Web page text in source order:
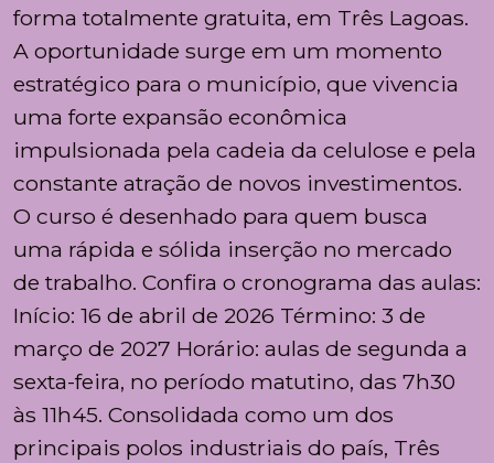
forma totalmente gratuita, em Três Lagoas.
A oportunidade surge em um momento
estratégico para o município, que vivencia
uma forte expansão econômica
impulsionada pela cadeia da celulose e pela
constante atração de novos investimentos.
O curso é desenhado para quem busca
uma rápida e sólida inserção no mercado
de trabalho. Confira o cronograma das aulas:
Início: 16 de abril de 2026 Término: 3 de
março de 2027 Horário: aulas de segunda a
sexta-feira, no período matutino, das 7h30
às 11h45. Consolidada como um dos
principais polos industriais do país, Três